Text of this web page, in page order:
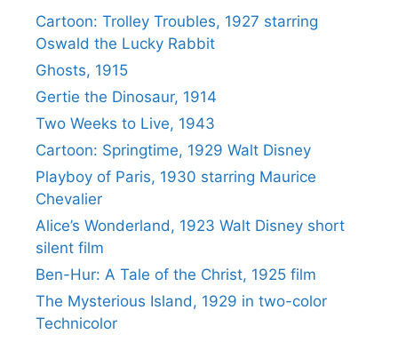
Cartoon: Trolley Troubles, 1927 starring
Oswald the Lucky Rabbit
Ghosts, 1915
Gertie the Dinosaur, 1914
Two Weeks to Live, 1943
Cartoon: Springtime, 1929 Walt Disney
Playboy of Paris, 1930 starring Maurice
Chevalier
Alice’s Wonderland, 1923 Walt Disney short
silent film
Ben-Hur: A Tale of the Christ, 1925 film
The Mysterious Island, 1929 in two-color
Technicolor